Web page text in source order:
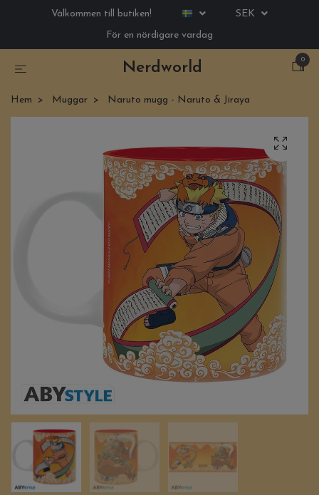
Välkommen till butiken!
SEK
För en nördigare vardag
Nerdworld
0
Hem Muggar Naruto mugg - Naruto & Jiraya